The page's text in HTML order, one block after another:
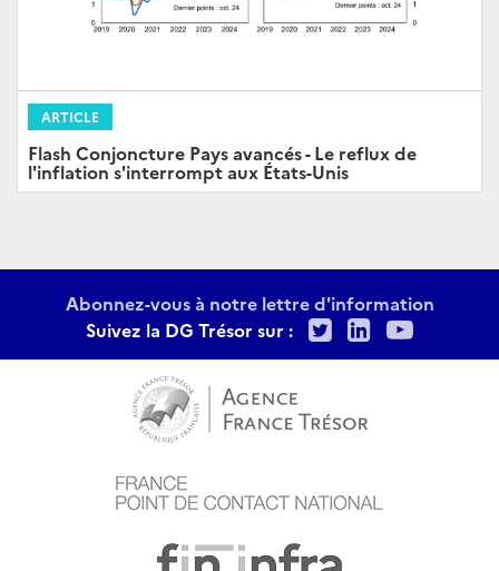
ARTICLE
Flash Conjoncture Pays avancés - Le reflux de
l'inflation s'interrompt aux États-Unis
Abonnez-vous à notre lettre d'information
Suivez la DG Trésor sur :
TwitterLinkedIn